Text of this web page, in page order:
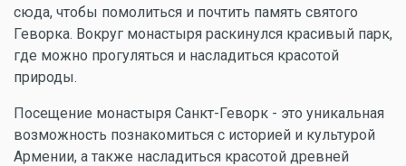
сюда, чтобы помолиться и почтить память святого
Геворка. Вокруг монастыря раскинулся красивый парк,
где можно прогуляться и насладиться красотой
природы.
Посещение монастыря Санкт-Геворк - это уникальная
возможность познакомиться с историей и культурой
Армении, а также насладиться красотой древней